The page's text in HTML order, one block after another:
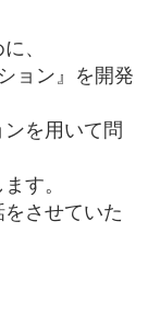
、
ョン』を開発
を用いて問
す。
させていた